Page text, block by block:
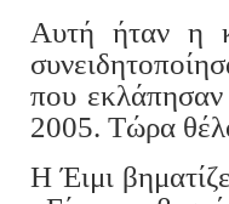
Αυτή ήταν η
που εκλάπησαν
2005. Τώρα
Η Έιμι